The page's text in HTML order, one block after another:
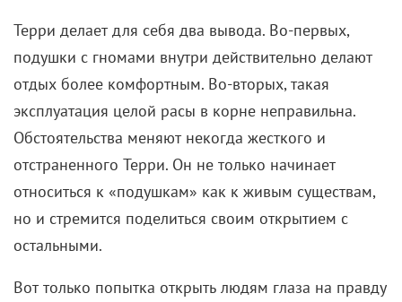
Терри делает для себя два вывода. Во-первых,
подушки с гномами внутри действительно делают
отдых более комфортным. Во-вторых, такая
эксплуатация целой расы в корне неправильна.
Обстоятельства меняют некогда жесткого и
отстраненного Терри. Он не только начинает
относиться к «подушкам» как к живым существам,
но и стремится поделиться своим открытием с
остальными.
Вот только попытка открыть людям глаза на правду